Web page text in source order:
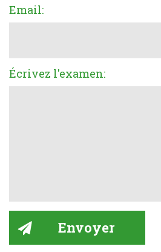
Email:
Écrivez l'examen: